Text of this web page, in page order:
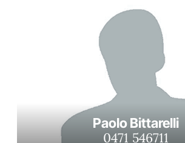
Paolo Bittarelli
0471 546711